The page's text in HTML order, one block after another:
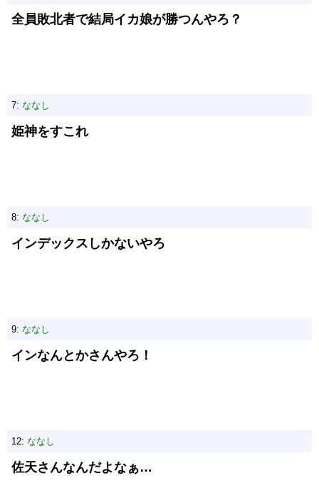
全員敗北者で結局イカ娘が勝つんやろ？
7: ななし
姫神をすこれ
8: ななし
インデックスしかないやろ
9: ななし
インなんとかさんやろ！
12: ななし
佐天さんなんだよなぁ…